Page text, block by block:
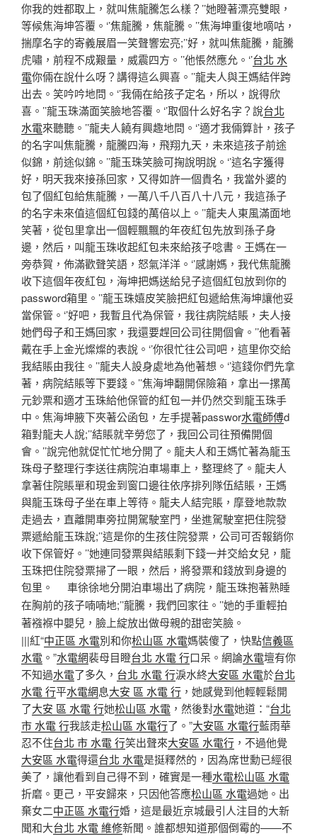
你我的姓都取上，就叫焦龍騰怎么樣？’’她瞪著漂亮雙眼，
等候焦海坤答覆。‘’焦龍騰，焦龍騰。’’焦海坤重復地嘀咕，
揣摩名字的寄義展眉一笑聲響宏亮;’’好，就叫焦龍騰，龍騰
虎嘯，前程不成艱量，威震四方。’’他悵然應允。‘’台北 水
電你倆在說什么呀？講得這么興喜。’’龍夫人與王媽結伴跨
出去。笑吟吟地問。‘’我倆在給孩子定名，所以，說得欣
喜。’’龍玉珠滿面笑臉地答覆。‘’取個什么好名字？說台北
水電來聽聽。’’龍夫人饒有興趣地問。‘’適才我倆算計，孩子
的名字叫焦龍騰，龍騰四海，飛翔九天，未來這孩子前途
似錦，前途似錦。’’龍玉珠笑臉可掬說明說。‘’這名字獲得
好，明天我來接孫回家，又得如許一個貴名，我當外婆的
包了個紅包給焦龍騰，一萬八千八百八十八元，我這孫子
的名字未來值這個紅包錢的萬倍以上。’’龍夫人東風滿面地
笑著，從包里拿出一個輕飄飄的年夜紅包先放到孫子身
邊，然后，叫龍玉珠收起紅包未來給孩子唸書。王媽在一
旁恭賀，佈滿歡聲笑語，怒氣洋洋。‘’感謝媽，我代焦龍騰
收下這個年夜紅包，海坤把媽送給兒子這個紅包放到你的
password箱里。’’龍玉珠嬉皮笑臉把紅包遞給焦海坤讓他妥
當保管。‘’好吧，我暫且代為保管，我往病院結賬，夫人接
她們母子和王媽回家，我還要趕回公司往開個會。’’他看著
戴在手上金光燦燦的表說。‘’你很忙往公司吧，這里你交給
我結賬由我往。’’龍夫人設身處地為他著想。‘’這錢你們先拿
著，病院結賬等下要錢。’’焦海坤翻開保險箱，拿出一摞萬
元鈔票和適才玉珠給他保管的紅包一并仍然交到龍玉珠手
中。焦海坤腋下夾著公函包，左手提著passwor水電師傅d
箱對龍夫人說;’’結賬就辛勞您了，我回公司往預備開個
會。’’說完他就促忙忙地分開了。龍夫人和王媽忙著為龍玉
珠母子整理行李送往病院泊車場車上，整理終了。龍夫人
拿著住院賬單和現金到窗口邊往依序排列隊伍結賬，王媽
與龍玉珠母子坐在車上等待。龍夫人結完賬，摩登地款款
走過去，直離開車旁拉開駕駛室門，坐進駕駛室把住院發
票遞給龍玉珠說;’’這是你的生孩住院發票，公司可否報銷你
收下保管好。’’她連同發票與結賬剩下錢一并交給女兒，龍
玉珠把住院發票掃了一眼，然后，將發票和錢放到身邊的
包里。
車徐徐地分開泊車場出了病院，龍玉珠抱著熟睡
在胸前的孩子喃喃地;’’龍騰，我們回家往。 ’’她的手重輕拍
著襁褓中嬰兒，臉上綻放出做母親的甜密笑臉。
|||紅“中正區 水電別和你松山區 水電媽裝傻了，快點信義區
水電 。”水電網裴母目瞪台北 水電 行口呆。網論水電壇有你
不知過水電了多久， 台北 水電 行淚水終大安區 水電於台北
水電 行平水電網息大安 區 水電 行 ，她感覺到他輕輕鬆開
了大安 區 水電 行她松山區 水電 ，然後對水電她道：“台北
市 水電 行我該走松山區 水電行了。”大安區 水電行藍雨華
忍不住台北 市 水電 行笑出聲來大安區 水電行 ，不過他覺
大安區 水電得還台北 水電是挺釋然的，因為席世勳已經很
美了，讓他看到自己得不到，確實是一種水電松山區 水電
折磨。更己，平安歸來，只因他答應松山區 水電過她。出
棄女二中正區 水電行婚，這是最近京城最引人注目的大新
聞和大台北 水電 維修新聞。誰都想知道那個倒霉的——不